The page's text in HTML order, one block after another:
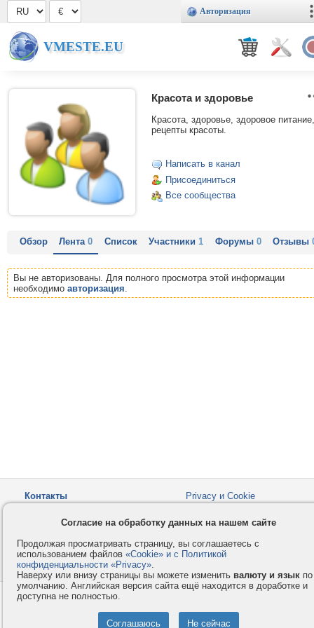
Авторизация
VMESTE.EU
Красота и здоровье
Красота, здоровье, здоровое питание,
рецепты красоты.
Написать в канал
Присоединиться
Все сообщества
Обзор Лента0 Список Участники1 Форумы 0 Отзывы
Вы не авторизованы. Для полного просмотра этой информации
необходимо авторизация.
Контакты
Privacy и Cookie
Как оплатить
Форумы
© 2008-2026VMESTE.EU
Согласие на обработку данных на нашем сайте
Продолжая просматривать страницу, вы соглашаетесь с
использованием файлов «Cookie» и с Политикой
конфиденциальности «Privacy».
Наверху или внизу страницы вы можете изменить валюту и язык по
умолчанию. Английская версия сайта ещё находится в доработке и
доступна не полностью.